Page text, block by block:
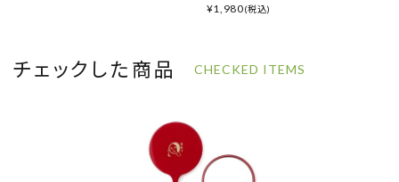
¥1,980(税込)
チェックした商品 CHECKED ITEMS